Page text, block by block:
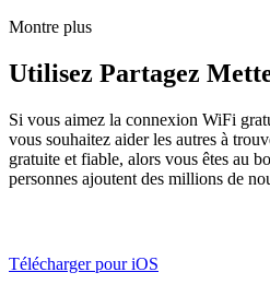
Montre plus
Utilisez Partagez
Si vous aimez la connexion WiFi
vous souhaitez aider les autres à
gratuite et fiable, alors vous êtes au
personnes ajoutent des millions de
Télécharger pour iOS